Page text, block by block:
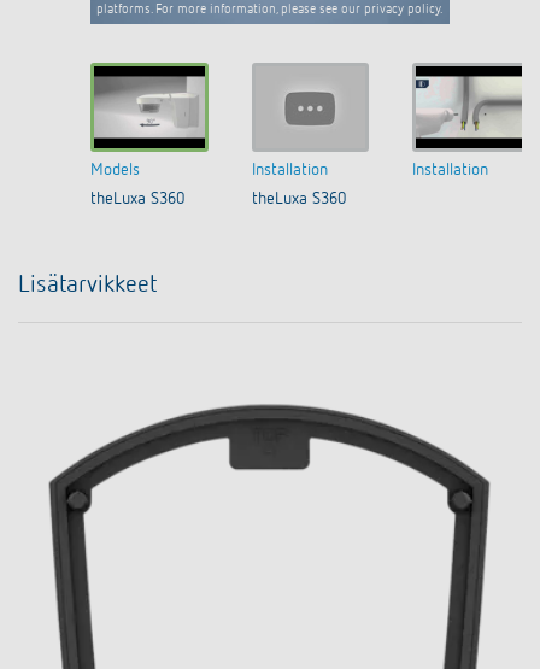
platforms. For more information, please see our privacy policy.
Models
theLuxa S360
Installation
theLuxa S360
Installation
Lisätarvikkeet